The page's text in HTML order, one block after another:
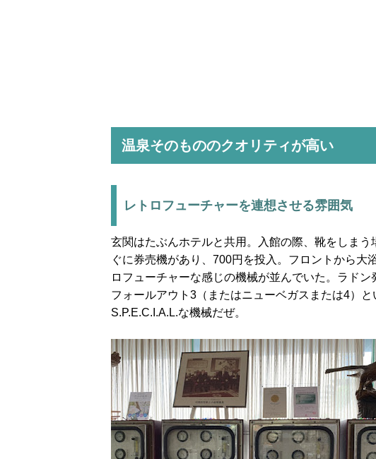
温泉そのもののクオリティが高い
レトロフューチャーを連想させる雰囲気
玄関はたぶんホテルと共用。入館の際、靴をしま
ぐに券売機があり、700円を投入。フロントから大
ロフューチャーな感じの機械が並んでいた。ラド
フォールアウト3（またはニューベガスまたは4）と
S.P.E.C.I.A.L.な機械だぜ。